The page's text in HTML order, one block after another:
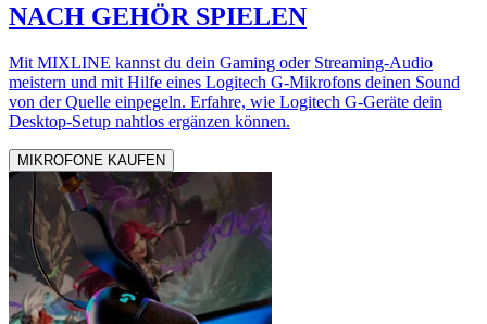
NACH GEHÖR SPIELEN
Mit MIXLINE kannst du dein Gaming oder Streaming-Audio
meistern und mit Hilfe eines Logitech G-Mikrofons deinen Sound
von der Quelle einpegeln. Erfahre, wie Logitech G-Geräte dein
Desktop-Setup nahtlos ergänzen können.
MIKROFONE KAUFEN